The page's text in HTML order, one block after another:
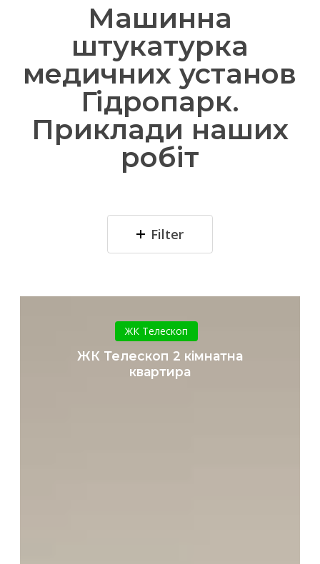
Машинна
штукатурка
медичних установ
Гідропарк.
Приклади наших
робіт
Filter
Телескоп
2
кімнатна
квартира
ЖК Телескоп
ЖК Телескоп 2 кімнатна
квартира